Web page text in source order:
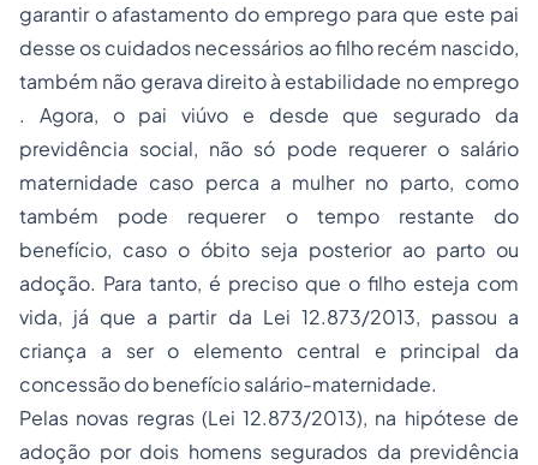
garantir o afastamento do emprego para que este pai
desse os cuidados necessários ao filho recém nascido,
também não gerava direito à estabilidade no emprego
. Agora, o pai viúvo e desde que segurado da
previdência social, não só pode requerer o salário
maternidade caso perca a mulher no parto, como
também pode requerer o tempo restante do
benefício, caso o óbito seja posterior ao parto ou
adoção. Para tanto, é preciso que o filho esteja com
vida, já que a partir da Lei 12.873/2013, passou a
criança a ser o elemento central e principal da
concessão do benefício salário-maternidade.
Pelas novas regras (Lei 12.873/2013), na hipótese de
adoção por dois homens segurados da previdência